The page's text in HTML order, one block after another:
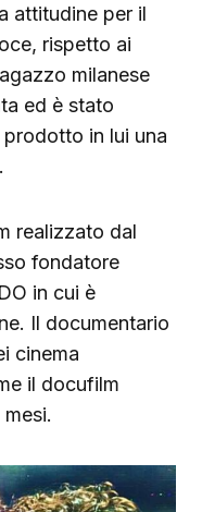
attitudine per il
rispetto ai
milanese
ed è stato
in lui una
realizzato dal
fondatore
in cui è
Il documentario
cinema
il docufilm